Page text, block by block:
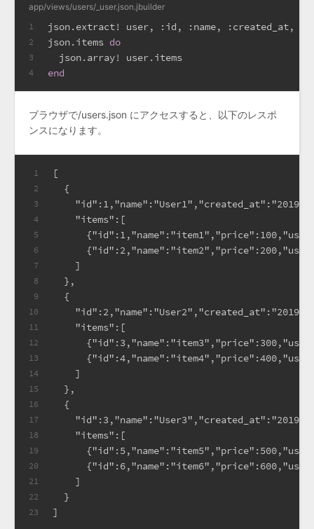
app/views/users/_user.json.jbuilder
1
2
3
4
json.extract! user, :id , :name, :created_at,
json.items do
  json.array! user.items
end
ブラウザで/users.json にアクセスすると、以下のレスポ
ンスになります。
1
2
3
4
5
6
7
8
9
10
11
12
13
14
15
16
17
18
19
20
21
22
23
[
  {
"id":1,"name":"User1","created_at":"2019-
    "items":[
    ]
  },
  {
"id":2,"name":"User2","created_at":"2019-
    "items":[
    ]
  },
  {
"id":3,"name":"User3","created_at":"2019-
    "items":[
    ]
  }
]